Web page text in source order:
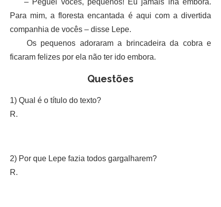
Para mim, a floresta encantada é aqui com a divertida
companhia de vocês – disse Lepe.
Os pequenos adoraram a brincadeira da cobra e
ficaram felizes por ela não ter ido embora.
Questões
1) Qual é o título do texto?
R.
2) Por que Lepe fazia todos gargalharem?
R.